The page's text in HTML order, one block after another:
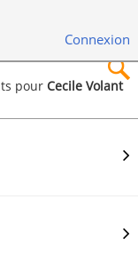
Connexion
pourCecile Volant